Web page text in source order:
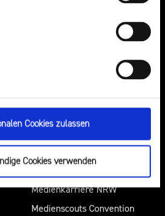
Cookies zulassen
Cookies verwenden
Medienkarriere NRW
Medienscouts Convention